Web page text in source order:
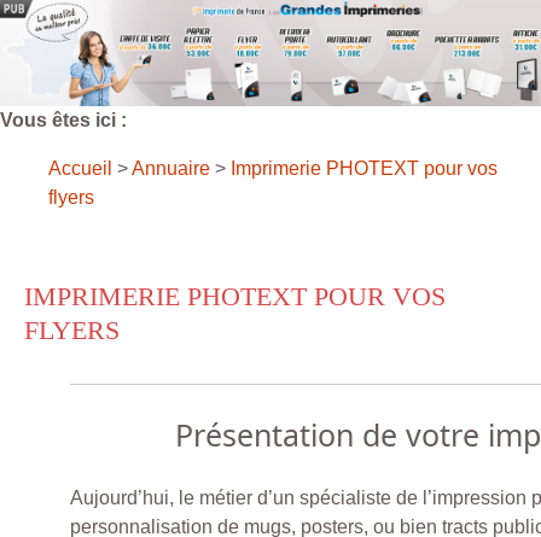
Vous êtes ici :
Accueil >Annuaire > Imprimerie PHOTEXT pour vos
flyers
IMPRIMERIE PHOTEXT POUR VOS
FLYERS
Présentation de votre
Aujourd’hui, le métier d’un spécialiste de l’impression
personnalisation de mugs, posters, ou bien tracts